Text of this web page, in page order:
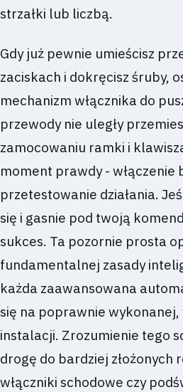
strzałki lub liczbą.
Gdy już pewnie umieścisz
zaciskach i dokręcisz śruby,
mechanizm włącznika do
przewody nie uległy
zamocowaniu ramki i
moment prawdy - włączenie
przetestowanie działania.
się i gasnie pod twoją
sukces. Ta pozornie prosta
fundamentalnej zasady
każda zaawansowana
się na poprawnie wykonanej,
instalacji. Zrozumienie tego
drogę do bardziej złożonych
włączniki schodowe czy